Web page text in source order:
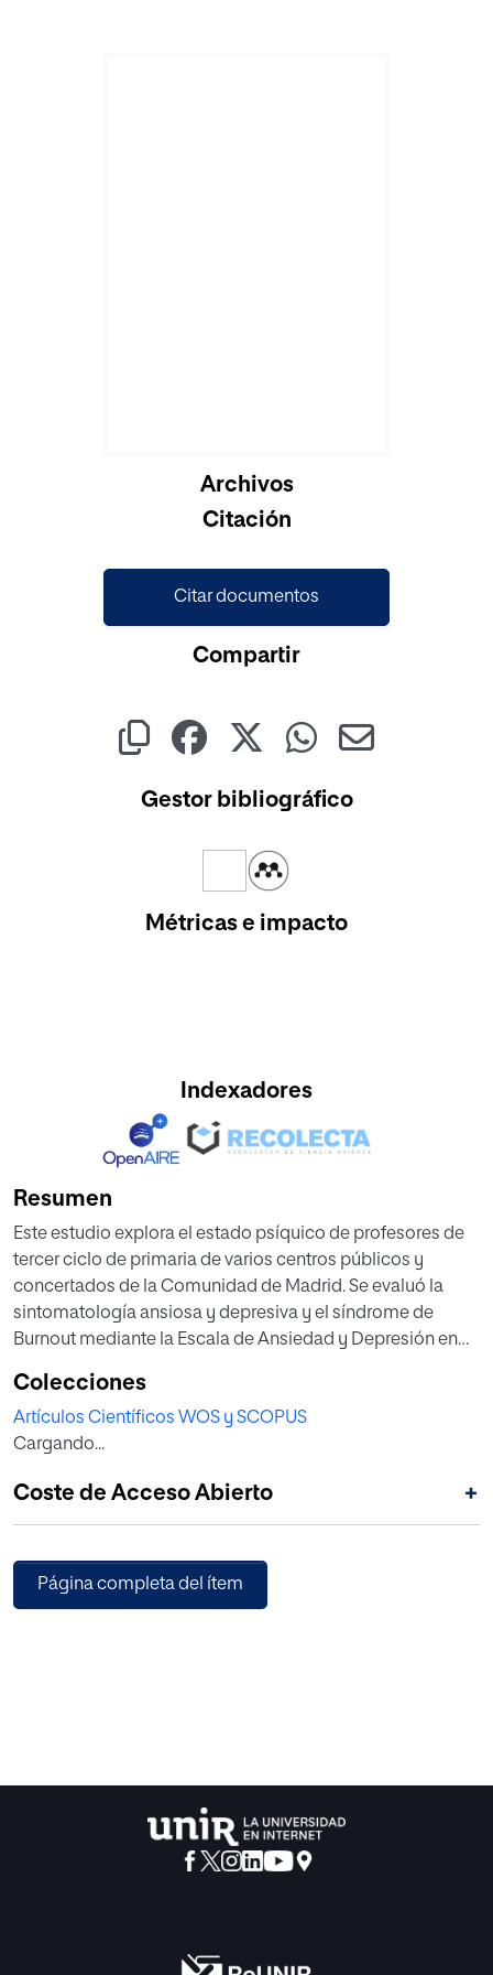
Archivos
Citación
Citar documentos
Compartir
Gestor bibliográfico
Métricas e impacto
Indexadores
Resumen
Este estudio explora el estado psíquico de profesores de
tercer ciclo de primaria de varios centros públicos y
concertados de la Comunidad de Madrid. Se evaluó la
sintomatología ansiosa y depresiva y el síndrome de
Burnout mediante la Escala de Ansiedad y Depresión en
Profesorado (CBP-R). Los resultados indicaron que,
aunque los docentes de colegios concertados puntúan
más alto en sintomatología ansiosa, con diferencias
colegios públicos presentan mayor Burnout, de modo
estadísticamente significativo, en las escalas de
reconocimiento.
Colecciones
Artículos Científicos WOS y SCOPUS
Cargando...
Coste de Acceso Abierto +
Página completa del ítem